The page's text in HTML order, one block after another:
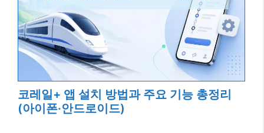
코레일+ 앱 설치 방법과 주요 기능 총정리
(아이폰·안드로이드)